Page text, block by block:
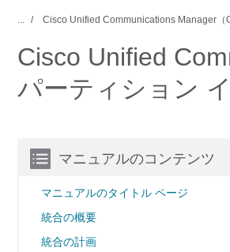
... Cisco Unified Communications Manager（
Cisco Unified
パーティション
マニュアルのコンテンツ
マニュアルのタイトル ページ
統合の概要
統合の計画